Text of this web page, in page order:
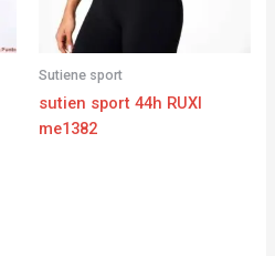
Sutiene sport
sutien sport 44h RUXI
me1382